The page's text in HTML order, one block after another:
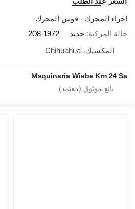
أجزاء المحرك - قوس المحرك
حالة المركبة جديد
208-1972
المكسيك، Chihuahua
Maquinaria Wiebe Km 24 Sa